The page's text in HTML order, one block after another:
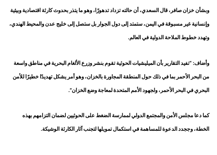
وبشأن خزان صافر، قال السعدي، أن حالته تزداد تدهورًا، وهو ما يتذر بحدوث كارثة اقتصادية وبيئية
وإنسانية غير مسبوقة في اليمن، ستمتد إلى دول الجوار بل ستصل إلى خليج عدن والمحيط الهندي،
وتهدد خطوط الملاحة الدولية في العالم.
وأضاف: “تفيد التقارير بأن الميليشيات الحوثية تقوم بنشر وزرع الألغام البحرية في مناطق واسعة
من البحر الأحمر بما في ذلك حول المنطقة المجاورة بالخزان، وهو أمر يشكل تهديدًا خطيرًا للأمن
البحري في البحر الأحمر، ولجهود الأمم المتحدة لمعاجة وضع الخزان”.
كما دعا مجلس الأمن والمجتمع الدولي لممارسة الضغط على الحوثيين لضمان التزامهم بهذه
الخطة، وججدد الدعوة للمساهمة في استكمال تمويلها لتجنب آثار الكارثة الوشيكة.